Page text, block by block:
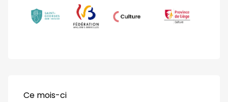
Ce mois-ci